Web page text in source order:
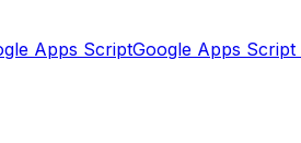
Apps ScriptGoogle Apps Script